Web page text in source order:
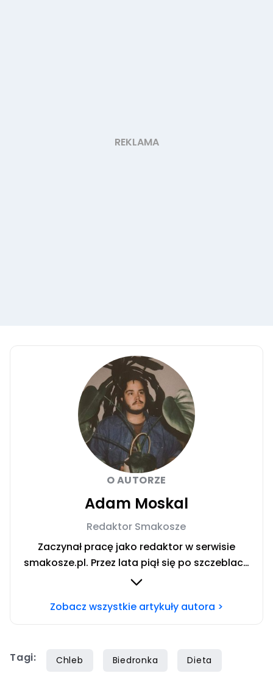
O AUTORZE
Adam Moskal
Redaktor Smakosze
Zaczynał pracę jako redaktor w serwisie
smakosze.pl. Przez lata piął się po szczeblach
przez stanowiska wydawnicze, w serwisach
oraz papilot.pl. Przez ponad rok dbał o serwis
siedem lat, lecz gotowaniem i pisaniem o
Zobacz wszystkie artykuły autora >
Tagi: Chleb Biedronka Dieta